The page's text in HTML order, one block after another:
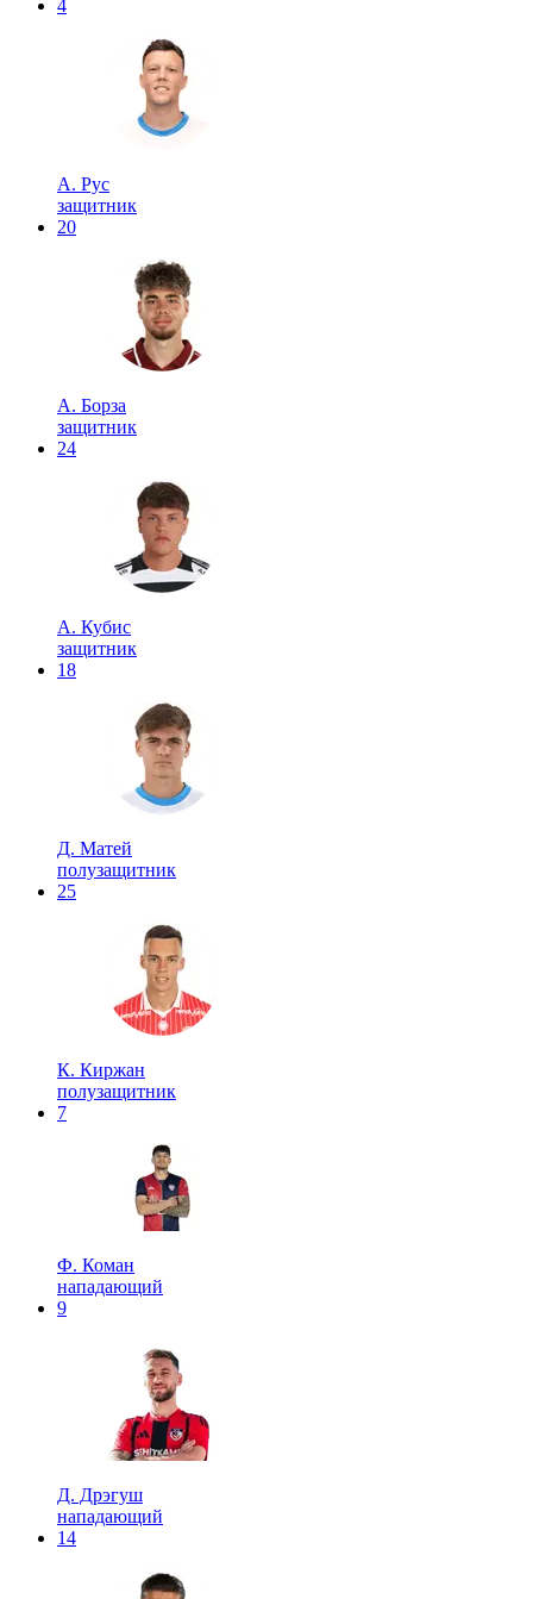
4
А. Рус
защитник
20
А. Борза
защитник
24
А. Кубис
защитник
18
Д. Матей
полузащитник
25
К. Киржан
полузащитник
7
Ф. Коман
нападающий
9
Д. Дрэгуш
нападающий
14